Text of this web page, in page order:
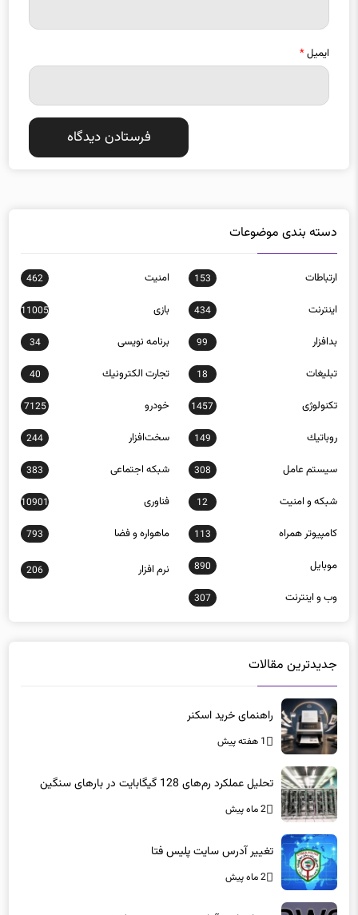
ایمیل*
ارتباطات
اينترنت 434 بازی 11005
بدافزار 99 برنامه نويسی 34
تبلیغات 18 تجارت الكترونيك 40
تکنولوژی 1457 خودرو 7125
روباتيك 149 سخت‌افزار 244
سيستم عامل 308 شبكه اجتماعی 383
شبكه و امنيت 12 فناوری 10901
كامپيوتر همراه 113 ماهواره و فضا 793
موبايل 890
206
وب و اينترنت 307
راهنمای خرید اسکنر
1 هفته پیش
2 ماه پیش
2 ماه پیش